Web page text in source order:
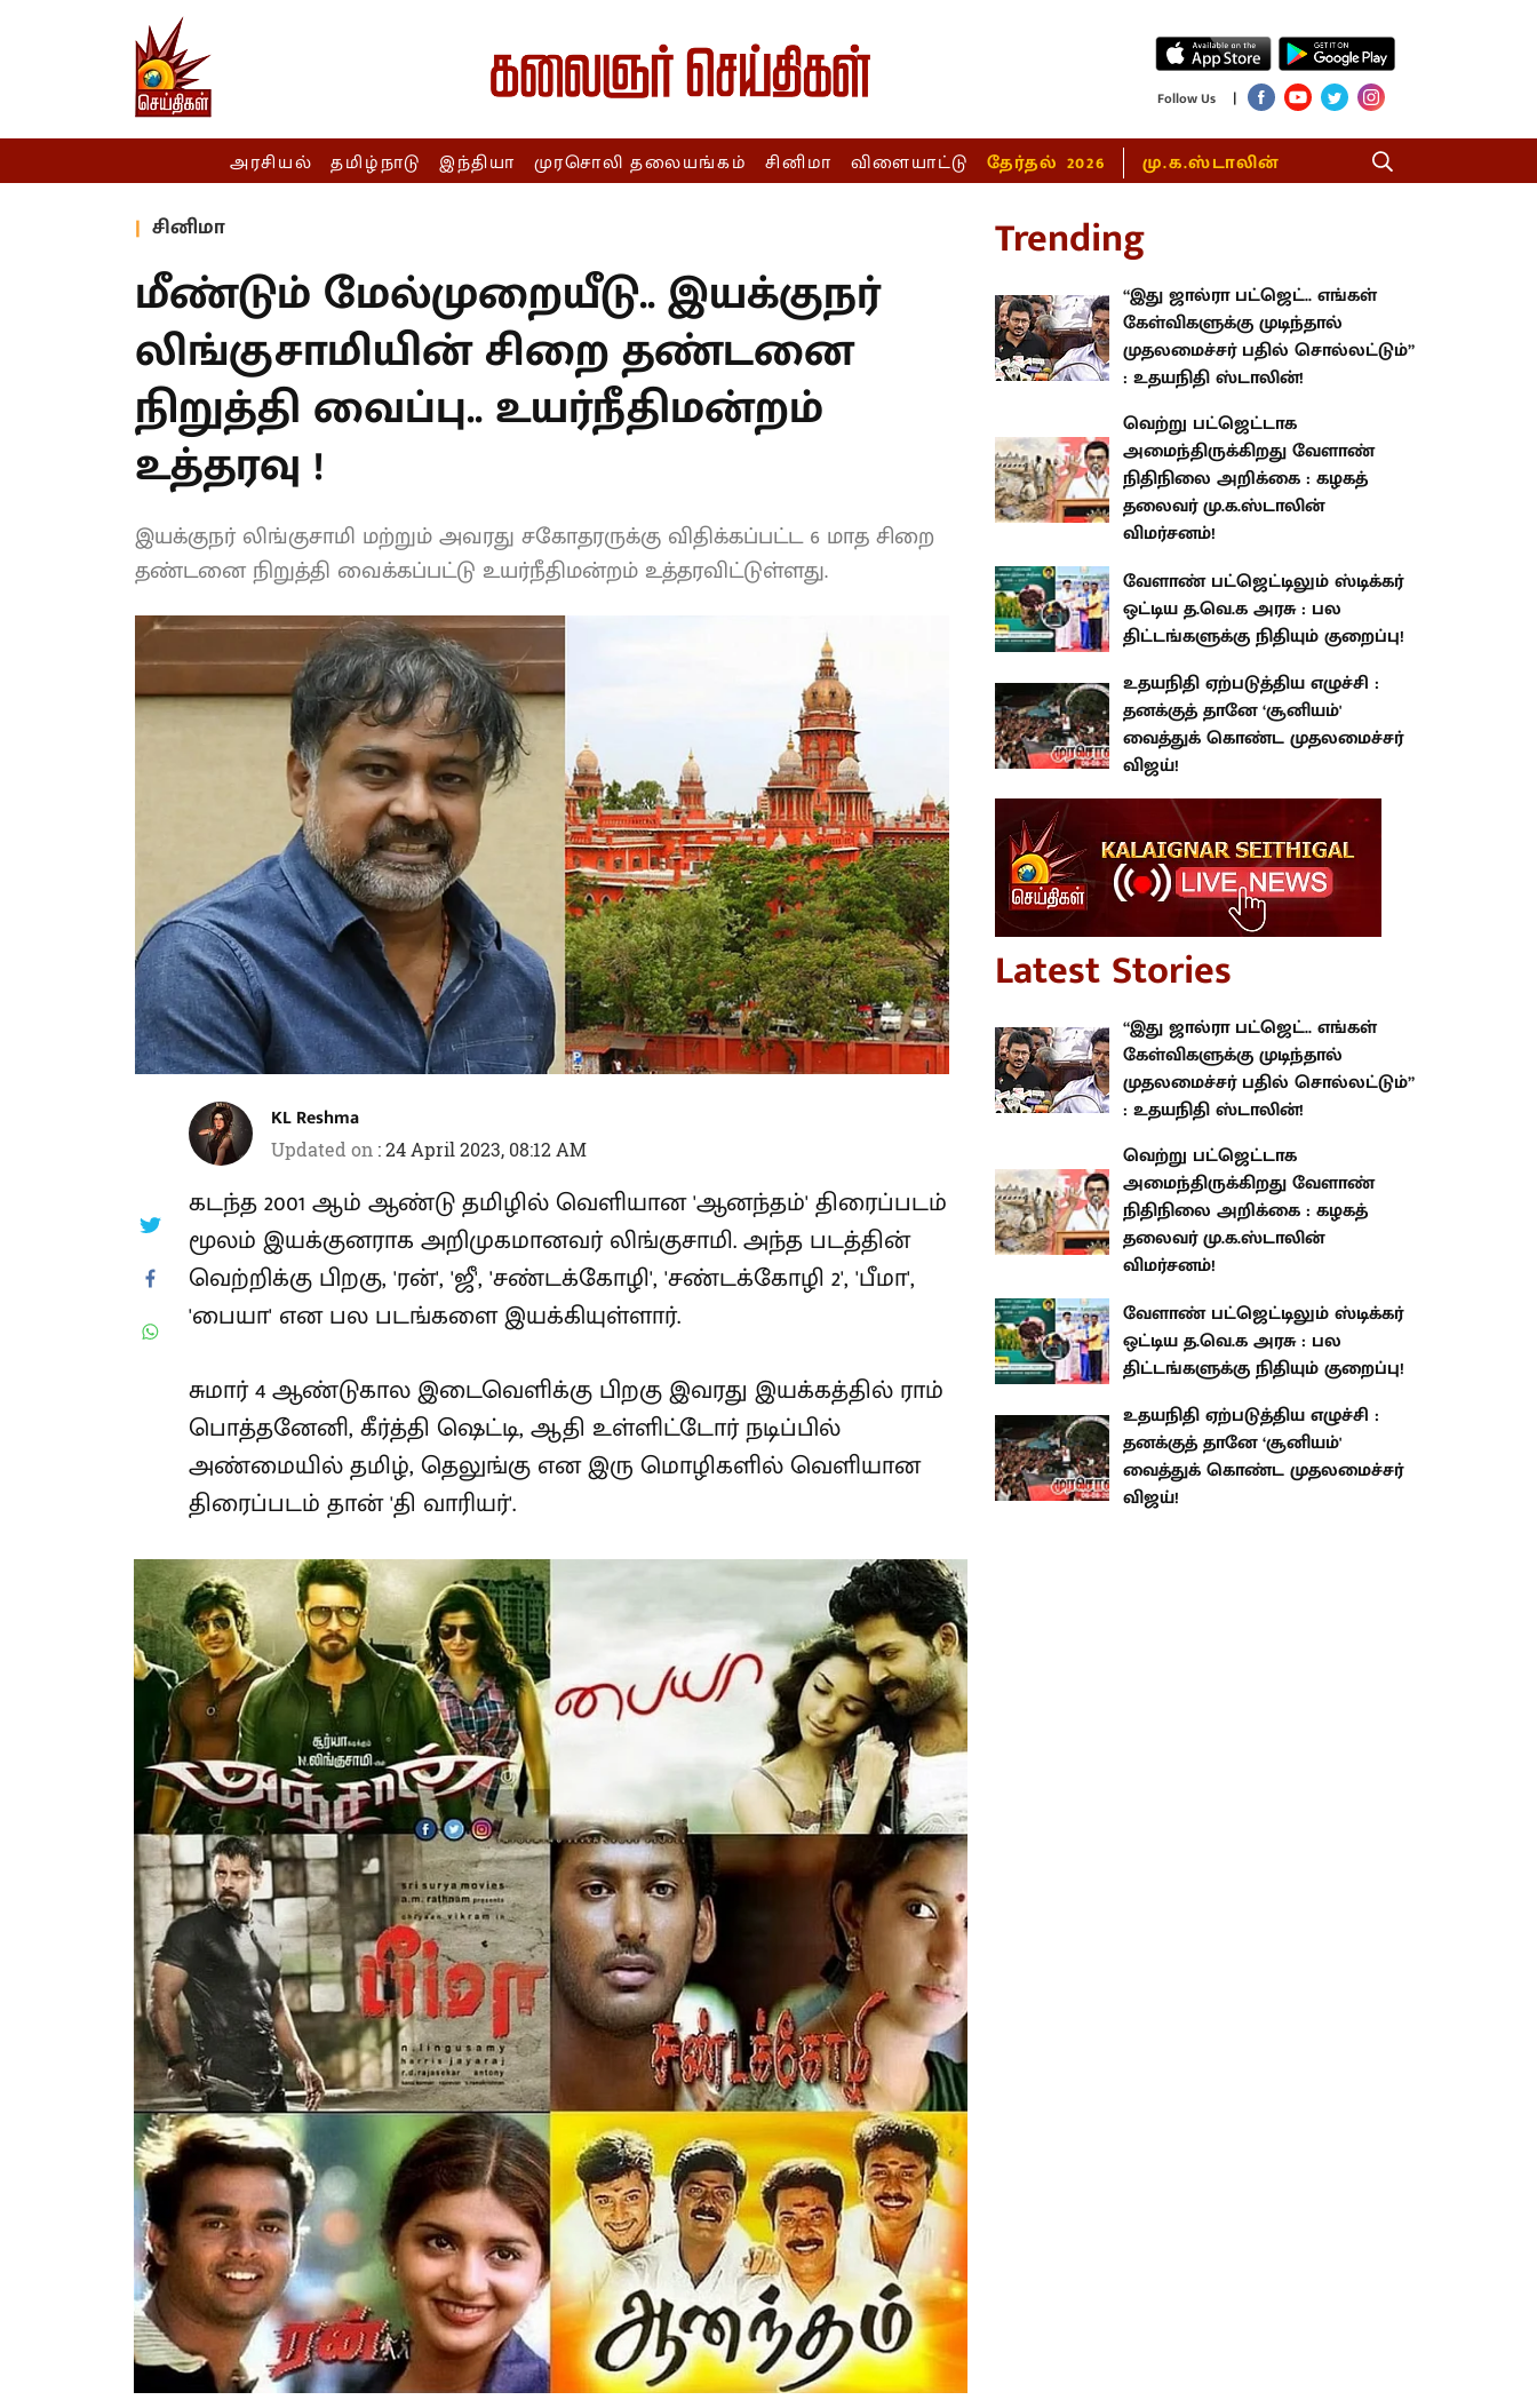
Follow Us |
அரசியல் தமிழ்நாடு இந்தியா முரசொலி தலையங்கம் சினிமா விளையாட்டு தேர்தல் 2026 மு.க.ஸ்டாலின்
சினிமா
மீண்டும் மேல்முறையீடு.. இயக்குநர்
லிங்குசாமியின் சிறை தண்டனை
நிறுத்தி வைப்பு.. உயர்நீதிமன்றம்
உத்தரவு !
இயக்குநர் லிங்குசாமி மற்றும் அவரது சகோதரருக்கு விதிக்கப்பட்ட 6 மாத சிறை
தண்டனை நிறுத்தி வைக்கப்பட்டு உயர்நீதிமன்றம் உத்தரவிட்டுள்ளது.
KL Reshma
Updated on :24 April 2023, 08:12 AM
கடந்த 2001 ஆம் ஆண்டு தமிழில் வெளியான 'ஆனந்தம்' திரைப்படம்
மூலம் இயக்குனராக அறிமுகமானவர் லிங்குசாமி. அந்த படத்தின்
வெற்றிக்கு பிறகு, 'ரன்', 'ஜீ', 'சண்டக்கோழி', 'சண்டக்கோழி 2', 'பீமா',
'பையா' என பல படங்களை இயக்கியுள்ளார்.
சுமார் 4 ஆண்டுகால இடைவெளிக்கு பிறகு இவரது இயக்கத்தில் ராம்
பொத்தனேனி, கீர்த்தி ஷெட்டி, ஆதி உள்ளிட்டோர் நடிப்பில்
அண்மையில் தமிழ், தெலுங்கு என இரு மொழிகளில் வெளியான
திரைப்படம் தான் 'தி வாரியர்'.
Trending
“இது ஜால்ரா பட்ஜெட்.. எங்கள்
கேள்விகளுக்கு முடிந்தால்
முதலமைச்சர் பதில் சொல்லட்டும்”
: உதயநிதி ஸ்டாலின்!
வெற்று பட்ஜெட்டாக
அமைந்திருக்கிறது வேளாண்
நிதிநிலை அறிக்கை : கழகத்
தலைவர் மு.க.ஸ்டாலின்
விமர்சனம்!
வேளாண் பட்ஜெட்டிலும் ஸ்டிக்கர்
ஒட்டிய த.வெ.க அரசு : பல
திட்டங்களுக்கு நிதியும் குறைப்பு!
உதயநிதி ஏற்படுத்திய எழுச்சி :
தனக்குத் தானே ‘சூனியம்'
வைத்துக் கொண்ட முதலமைச்சர்
விஜய்!
Latest Stories
“இது ஜால்ரா பட்ஜெட்.. எங்கள்
கேள்விகளுக்கு முடிந்தால்
முதலமைச்சர் பதில் சொல்லட்டும்”
: உதயநிதி ஸ்டாலின்!
வெற்று பட்ஜெட்டாக
அமைந்திருக்கிறது வேளாண்
நிதிநிலை அறிக்கை : கழகத்
தலைவர் மு.க.ஸ்டாலின்
விமர்சனம்!
வேளாண் பட்ஜெட்டிலும் ஸ்டிக்கர்
ஒட்டிய த.வெ.க அரசு : பல
திட்டங்களுக்கு நிதியும் குறைப்பு!
உதயநிதி ஏற்படுத்திய எழுச்சி :
தனக்குத் தானே ‘சூனியம்'
வைத்துக் கொண்ட முதலமைச்சர்
விஜய்!